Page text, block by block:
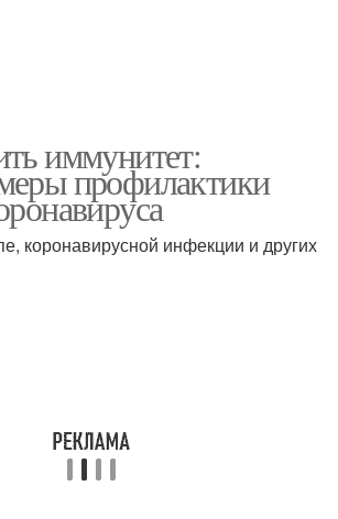
иммунитет:
профилактики
коронавирусной инфекции и других